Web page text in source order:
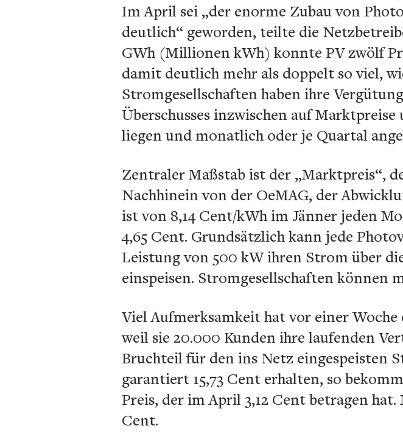
Im April sei „der enorme Zubau von
deutlich“ geworden, teilte die
GWh (Millionen kWh) konnte PV zwölf
damit deutlich mehr als doppelt so viel,
Stromgesellschaften haben ihre
Überschusses inzwischen auf
liegen und monatlich oder je Quartal
Zentraler Maßstab ist der „Marktpreis“,
Nachhinein von der OeMAG, der
ist von 8,14 Cent/kWh im Jänner jeden
4,65 Cent. Grundsätzlich kann jede
Leistung von 500 kW ihren Strom über
einspeisen. Stromgesellschaften können
Viel Aufmerksamkeit hat vor einer
weil sie 20.000 Kunden ihre laufenden
Bruchteil für den ins Netz eingespeisten
garantiert 15,73 Cent erhalten, so
Preis, der im April 3,12 Cent betragen
Cent.